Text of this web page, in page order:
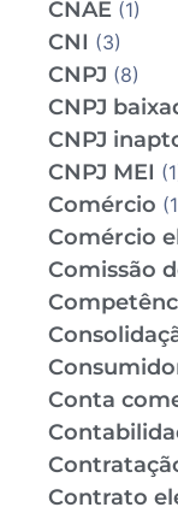
CNAE (1)
CNI (3)
CNPJ (8)
CNPJ
CNPJ
CNPJ MEI
Comércio
Comércio
Comissão
Conta
Contrato